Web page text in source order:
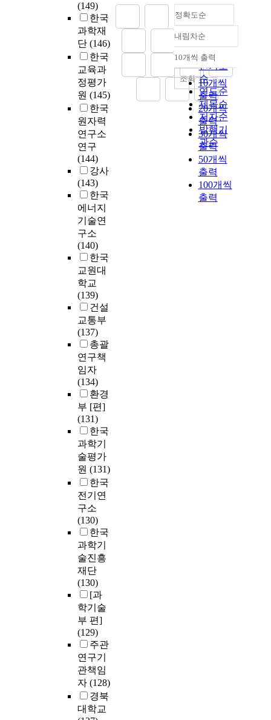
(149)
한국
과학재
단 (146)
한국
교육과
정평가
원 (145)
한국
원자력
연구소
연구
(144)
강사
(143)
한국
에너지
기술연
구소
(140)
한국
교원대
학교
(139)
건설
교통부
(137)
총괄
연구책
임자
(134)
환경
부 [편]
(131)
한국
과학기
술평가
원 (131)
한국
전기연
구소
(130)
한국
과학기
술진흥
재단
(130)
[과
학기술
부 편]
(129)
주관
연구기
관책임
자 (128)
경북
대학교
정확도순
정확도
순
인기도
순
연도순
제목순
저자순
발행기
관순
내림차순
내림차순
10개씩 출력
10개씩
출력
20개씩
출력
30개씩
출력
50개씩
출력
100개씩
출력
조회